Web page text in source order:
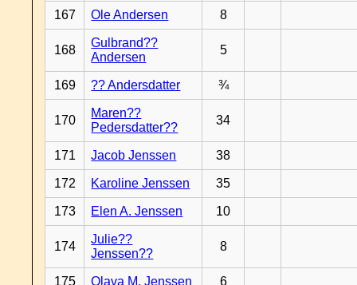
167 Ole Andersen 8
168
Gulbrand??
Andersen
5
169 ?? Andersdatter ¾
170
Maren??
Pedersdatter??
34
171 Jacob Jenssen 38
172 Karoline Jenssen 35
173 Elen A. Jenssen 10
174
Julie??
Jenssen??
8
175 Olava M. Jenssen 6